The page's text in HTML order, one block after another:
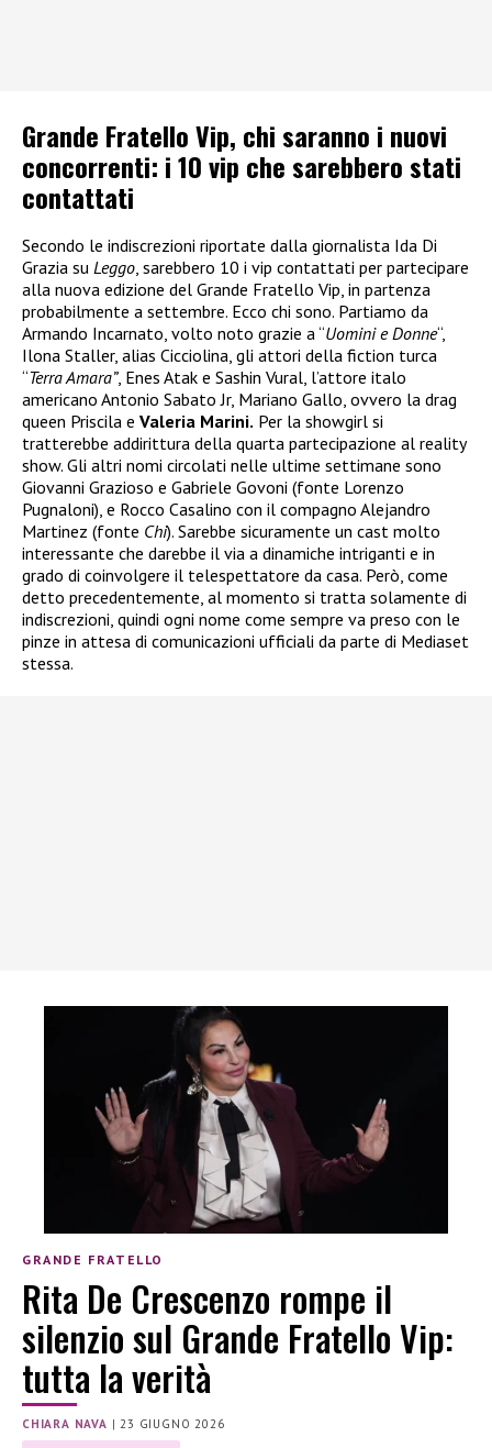
Grande Fratello Vip, chi saranno i nuovi
concorrenti: i 10 vip che sarebbero stati
contattati
Secondo le indiscrezioni riportate dalla giornalista Ida Di
Grazia su Leggo, sarebbero 10 i vip contattati per partecipare
alla nuova edizione del Grande Fratello Vip, in partenza
probabilmente a settembre. Ecco chi sono. Partiamo da
Armando Incarnato, volto noto grazie a “Uomini e Donne“,
Ilona Staller, alias Cicciolina, gli attori della fiction turca
“Terra Amara”, Enes Atak e Sashin Vural, l’attore italo
americano Antonio Sabato Jr, Mariano Gallo, ovvero la drag
queen Priscila e Valeria Marini. Per la showgirl si
tratterebbe addirittura della quarta partecipazione al reality
show. Gli altri nomi circolati nelle ultime settimane sono
Giovanni Grazioso e Gabriele Govoni (fonte Lorenzo
Pugnaloni), e Rocco Casalino con il compagno Alejandro
Martinez (fonte Chi). Sarebbe sicuramente un cast molto
interessante che darebbe il via a dinamiche intriganti e in
grado di coinvolgere il telespettatore da casa. Però, come
detto precedentemente, al momento si tratta solamente di
indiscrezioni, quindi ogni nome come sempre va preso con le
pinze in attesa di comunicazioni ufficiali da parte di Mediaset
stessa.
GRANDE FRATELLO
Rita De Crescenzo rompe il
silenzio sul Grande Fratello Vip:
tutta la verità
CHIARA NAVA |23 GIUGNO 2026